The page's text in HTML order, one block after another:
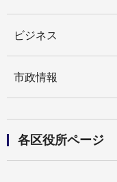
ビジネス
市政情報
各区役所ページ